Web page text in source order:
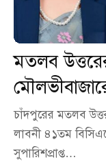
মতলব
চাঁদপুরের মতলব
লাবনী ৪১তম
সুপারিশপ্রাপ্ত…